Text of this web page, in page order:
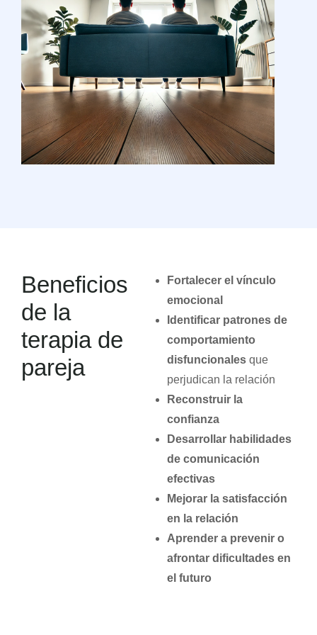
Beneficios
de la
terapia de
pareja
Fortalecer el vínculo
emocional
Identificar patrones de
comportamiento
disfuncionales que
perjudican la relación
Reconstruir la
confianza
Desarrollar habilidades
de comunicación
efectivas
Mejorar la satisfacción
en la relación
Aprender a prevenir o
afrontar dificultades en
el futuro